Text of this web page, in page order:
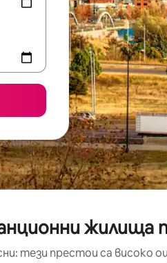
жилища
тези престои са